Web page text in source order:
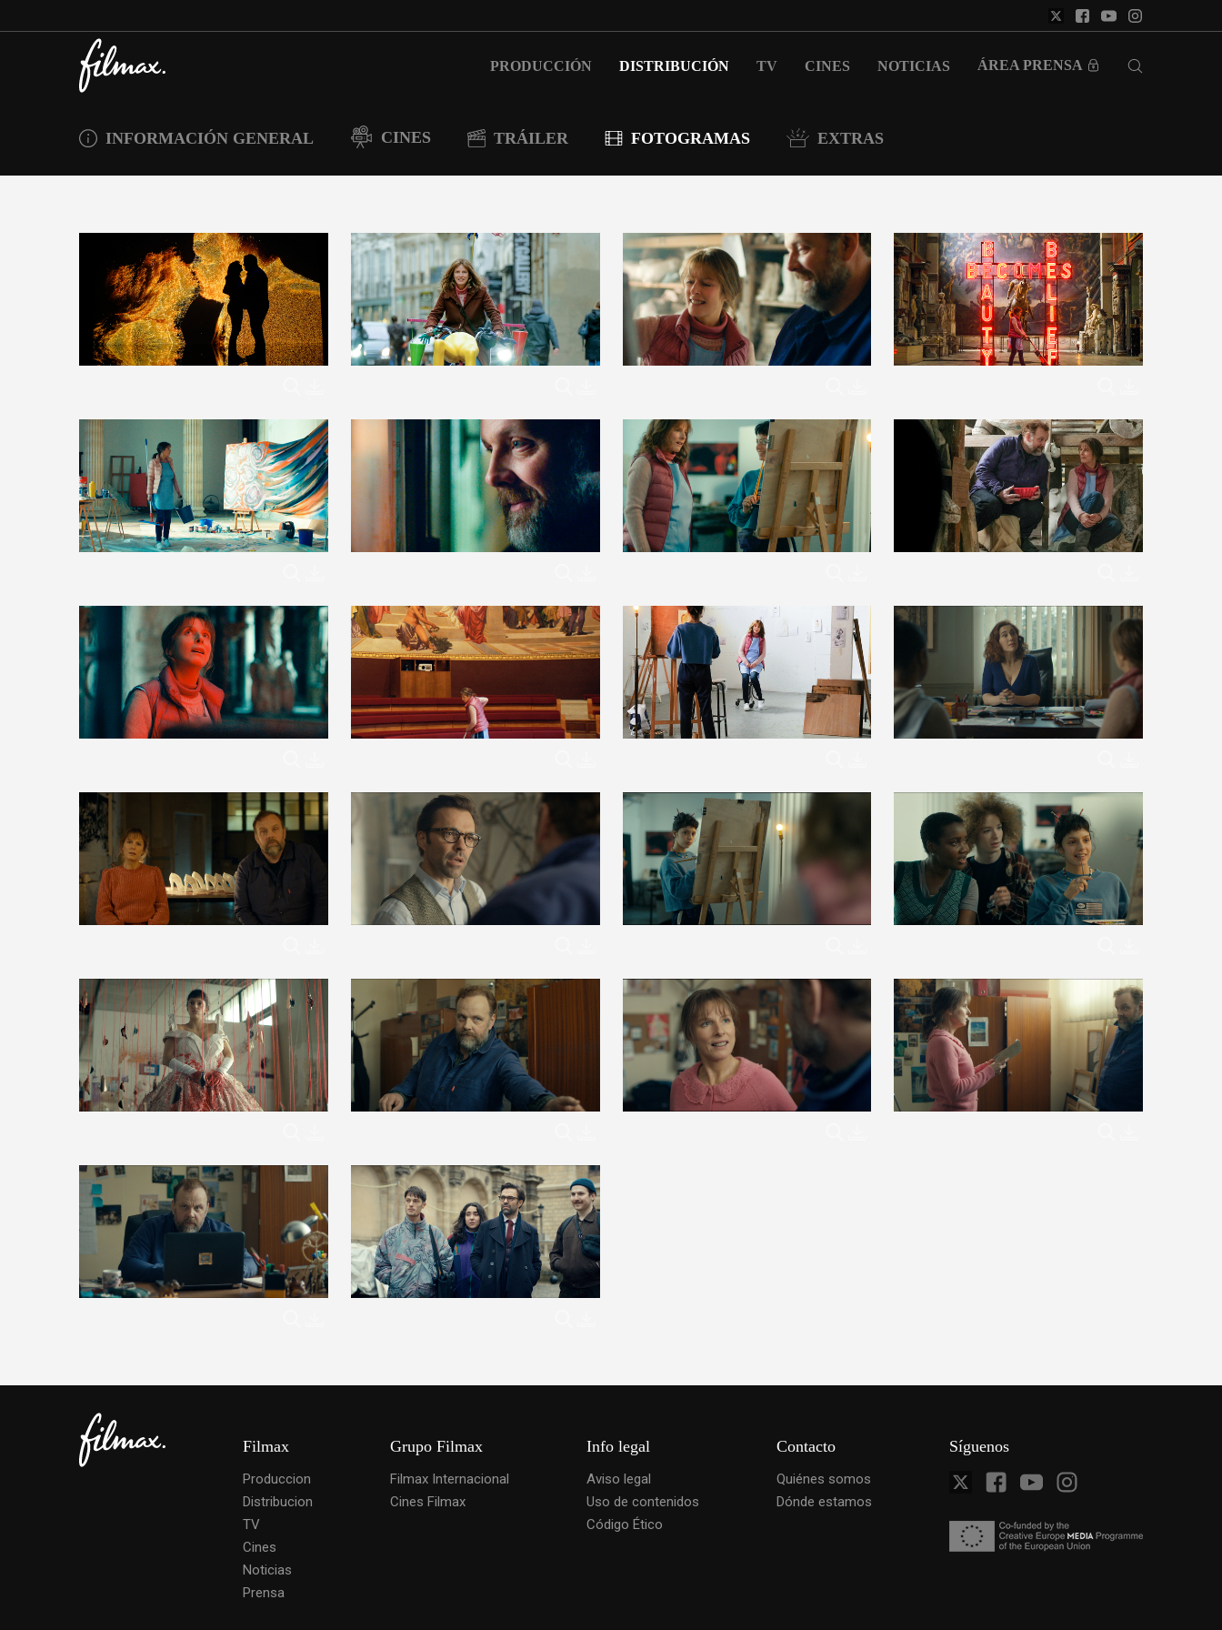
PRODUCCIÓN DISTRIBUCIÓN TV CINES NOTICIAS ÁREA PRENSA
INFORMACIÓN GENERAL CINES TRÁILER FOTOGRAMAS EXTRAS
Filmax
Produccion
Distribucion
TV
Cines
Noticias
Prensa
Grupo Filmax
Filmax Internacional
Cines Filmax
Info legal
Aviso legal
Uso de contenidos
Código Ético
Contacto
Quiénes somos
Dónde estamos
Síguenos